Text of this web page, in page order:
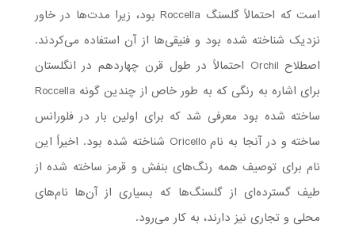
است که احتمالاً گلسنگ Roccella بود، زیرا مدت‌ها در خاور
نزدیک شناخته شده بود و فنیقی‌ها از آن استفاده می‌کردند.
اصطلاح Orchil احتمالاً در طول قرن چهاردهم در انگلستان
برای اشاره به رنگی که به طور خاص از چندین گونه Roccella
ساخته شده بود معرفی شد که برای اولین بار در فلورانس
ساخته و در آنجا به نام Oricello شناخته شده بود. اخیراً این
نام برای توصیف همه رنگ‌های بنفش و قرمز ساخته شده از
طیف گسترده‌ای از گلسنگ‌ها که بسیاری از آن‌ها نام‌های
محلی و تجاری نیز دارند، به کار می‌رود.